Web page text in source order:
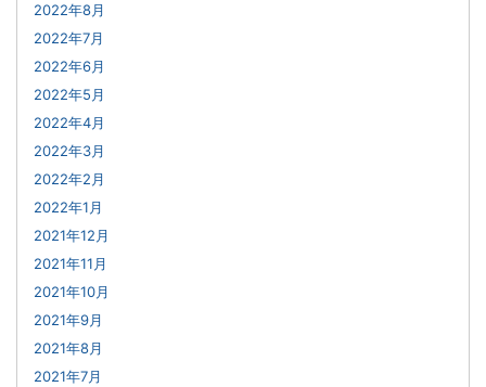
2022年8月
2022年7月
2022年6月
2022年5月
2022年4月
2022年3月
2022年2月
2022年1月
2021年12月
2021年11月
2021年10月
2021年9月
2021年8月
2021年7月